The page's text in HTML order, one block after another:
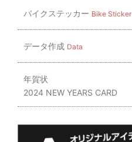
バイクステッカー Bike Sticker
データ作成 Data
年賀状
2024 NEW YEARS CARD